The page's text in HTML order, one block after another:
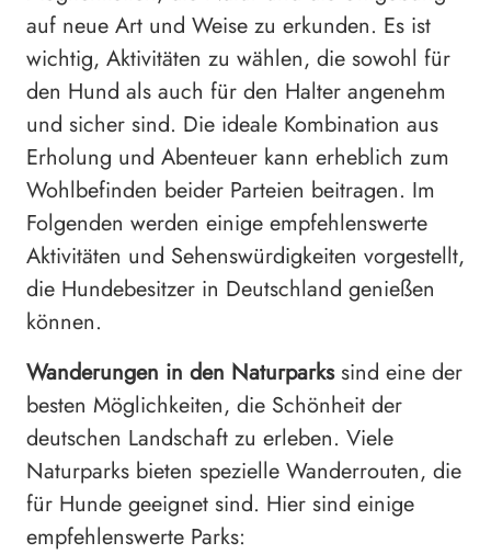
auf neue Art und Weise zu erkunden. Es ist
wichtig, Aktivitäten zu wählen, die sowohl für
den Hund als auch für den Halter angenehm
und sicher sind. Die ideale Kombination aus
Erholung und Abenteuer kann erheblich zum
Wohlbefinden beider Parteien beitragen. Im
Folgenden werden einige empfehlenswerte
Aktivitäten und Sehenswürdigkeiten vorgestellt,
die Hundebesitzer in Deutschland genießen
können.
Wanderungen in den Naturparkssind eine der
besten Möglichkeiten, die Schönheit der
deutschen Landschaft zu erleben. Viele
Naturparks bieten spezielle Wanderrouten, die
für Hunde geeignet sind. Hier sind einige
empfehlenswerte Parks: